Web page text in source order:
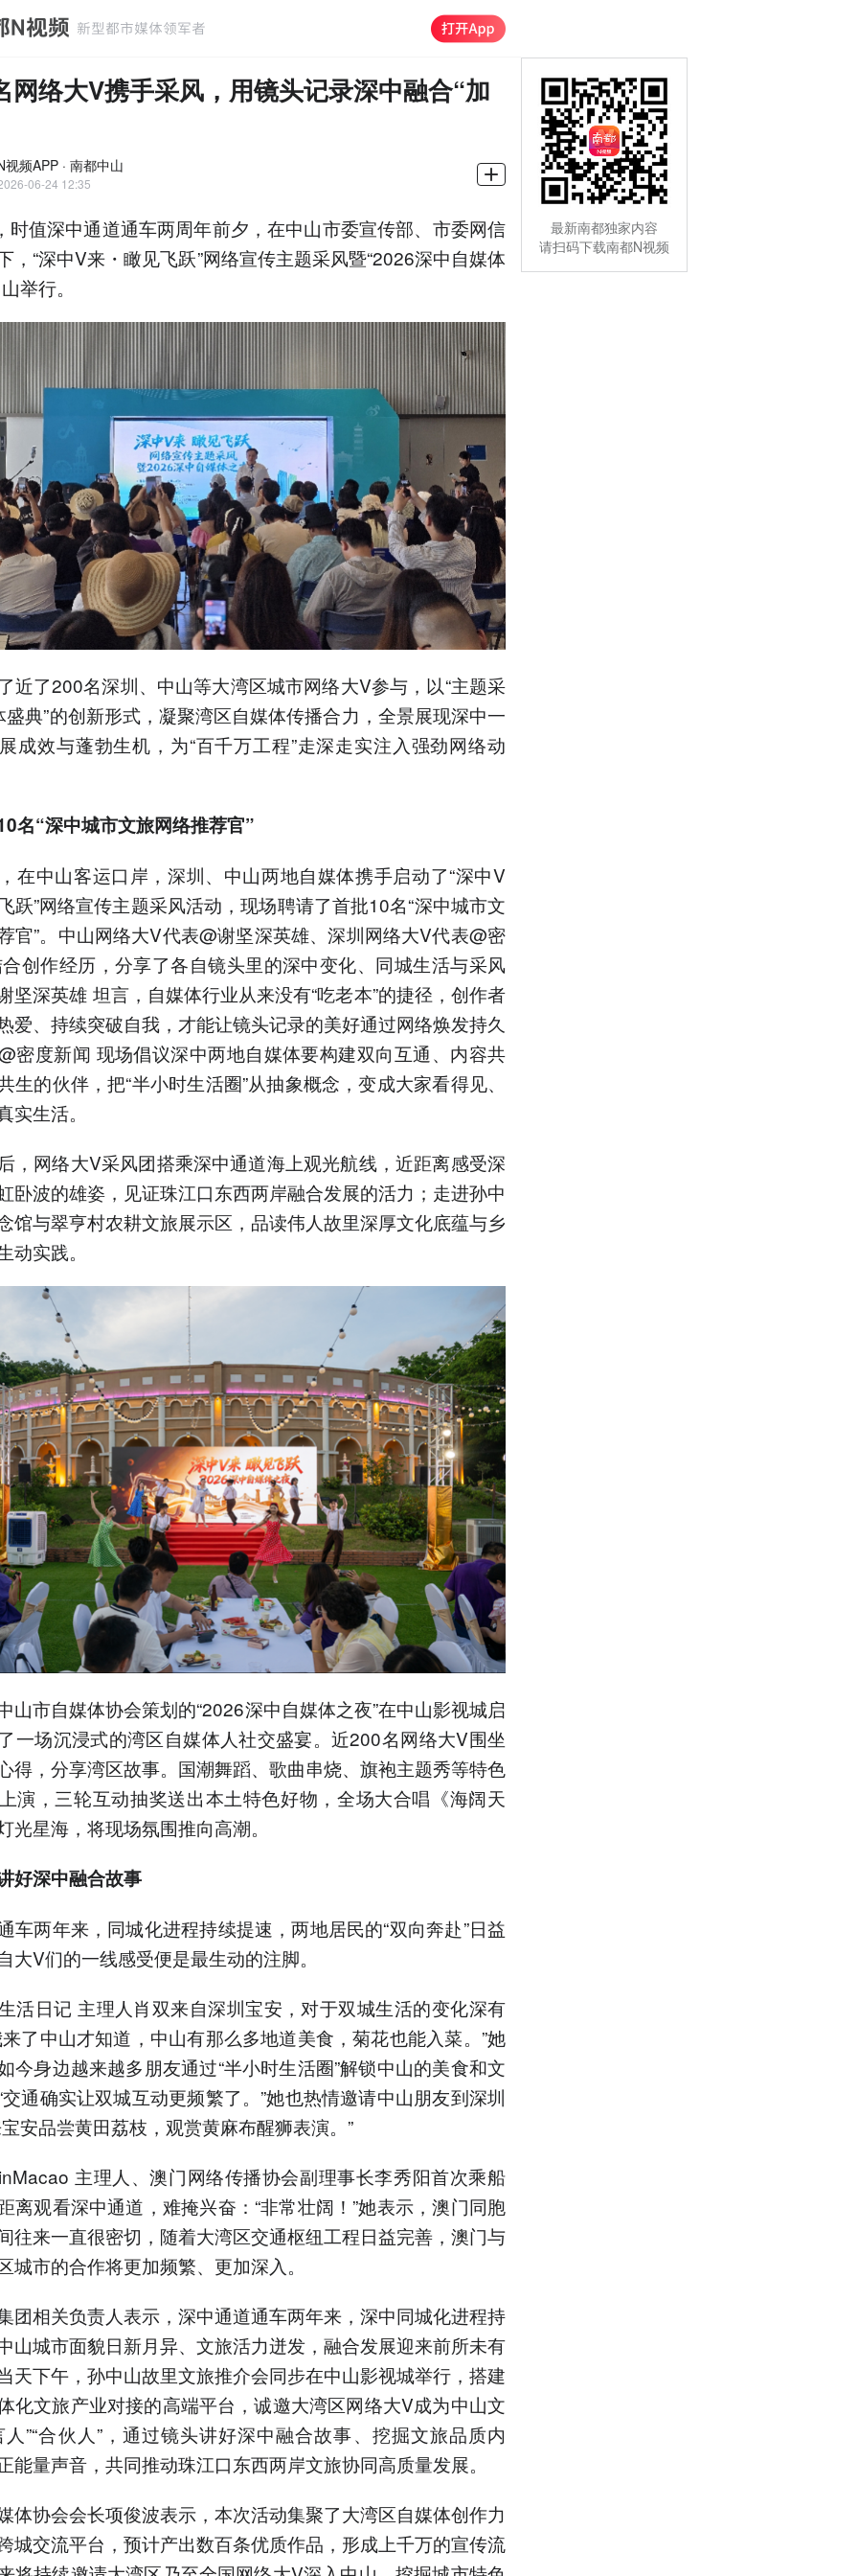
网络大V携手采风，用镜头记录深中融合“加
视频APP · 南都中山
06-24 12:35
时值深中通道通车两周年前夕，在中山市委宣传部、市委网信
，“深中V来・瞰见飞跃”网络宣传主题采风暨“2026深中自媒体
举行。
近了200名深圳、中山等大湾区城市网络大V参与，以“主题采
盛典”的创新形式，凝聚湾区自媒体传播合力，全景展现深中一
成效与蓬勃生机，为“百千万工程”走深走实注入强劲网络动
名“深中城市文旅网络推荐官”
在中山客运口岸，深圳、中山两地自媒体携手启动了“深中V
跃”网络宣传主题采风活动，现场聘请了首批10名“深中城市文
官”。中山网络大V代表@谢坚深英雄、深圳网络大V代表@密
创作经历，分享了各自镜头里的深中变化、同城生活与采风
坚深英雄 坦言，自媒体行业从来没有“吃老本”的捷径，创作者
爱、持续突破自我，才能让镜头记录的美好通过网络焕发持久
密度新闻 现场倡议深中两地自媒体要构建双向互通、内容共
生的伙伴，把“半小时生活圈”从抽象概念，变成大家看得见、
实生活。
，网络大V采风团搭乘深中通道海上观光航线，近距离感受深
卧波的雄姿，见证珠江口东西两岸融合发展的活力；走进孙中
馆与翠亨村农耕文旅展示区，品读伟人故里深厚文化底蕴与乡
动实践。
山市自媒体协会策划的“2026深中自媒体之夜”在中山影视城启
一场沉浸式的湾区自媒体人社交盛宴。近200名网络大V围坐
得，分享湾区故事。国潮舞蹈、歌曲串烧、旗袍主题秀等特色
演，三轮互动抽奖送出本土特色好物，全场大合唱《海阔天
光星海，将现场氛围推向高潮。
好深中融合故事
车两年来，同城化进程持续提速，两地居民的“双向奔赴”日益
大V们的一线感受便是最生动的注脚。
活日记 主理人肖双来自深圳宝安，对于双城生活的变化深有
了中山才知道，中山有那么多地道美食，菊花也能入菜。”她
今身边越来越多朋友通过“半小时生活圈”解锁中山的美食和文
通确实让双城互动更频繁了。”她也热情邀请中山朋友到深圳
安品尝黄田荔枝，观赏黄麻布醒狮表演。”
主理人、澳门网络传播协会副理事长李秀阳首次乘船
离观看深中通道，难掩兴奋：“非常壮阔！”她表示，澳门同胞
往来一直很密切，随着大湾区交通枢纽工程日益完善，澳门与
城市的合作将更加频繁、更加深入。
团相关负责人表示，深中通道通车两年来，深中同城化进程持
山城市面貌日新月异、文旅活力迸发，融合发展迎来前所未有
天下午，孙中山故里文旅推介会同步在中山影视城举行，搭建
化文旅产业对接的高端平台，诚邀大湾区网络大V成为中山文
人”“合伙人”，通过镜头讲好深中融合故事、挖掘文旅品质内
能量声音，共同推动珠江口东西两岸文旅协同高质量发展。
体协会会长项俊波表示，本次活动集聚了大湾区自媒体创作力
城交流平台，预计产出数百条优质作品，形成上千万的宣传流
最新南都独家内容
请扫码下载南都N视频